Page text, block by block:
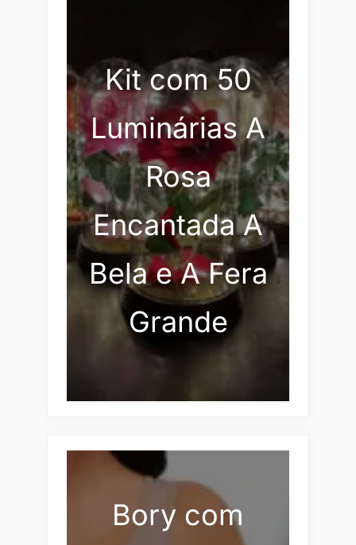
Kit com 50
Luminárias A
Rosa
Encantada A
Bela e A Fera
Grande
Bory com